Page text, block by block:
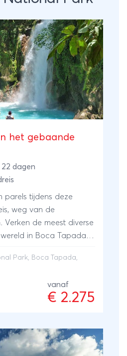
het gebaande
22 dagen
parels tijdens deze
weg van de
de meest diverse
in Boca Tapada
spot rode ara’s,
gastgezin. En is er ook
het strand. Sluit de
bij de natuur én de
Park , Boca Tapada,
vanaf
€ 2.275